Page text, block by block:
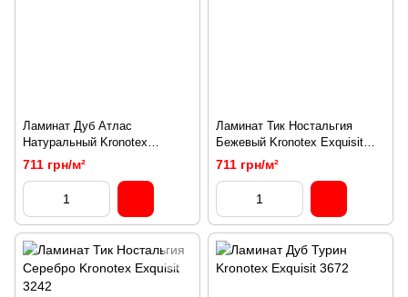
Ламинат Дуб Атлас
Натуральный Kronotex
Exquisit 3224
711 грн/м²
Ламинат Тик Ностальгия
Бежевый Kronotex Exquisit
3241
711 грн/м²